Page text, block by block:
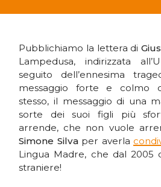
Pubblichiamo la lettera di
Lampedusa, indirizzata
seguito dell’ennesima
messaggio forte e colmo
stesso, il messaggio di una
sorte dei suoi figli più
arrende, che non vuole
Simone Silvaper averla
Lingua Madre, che dal 2005
straniere!